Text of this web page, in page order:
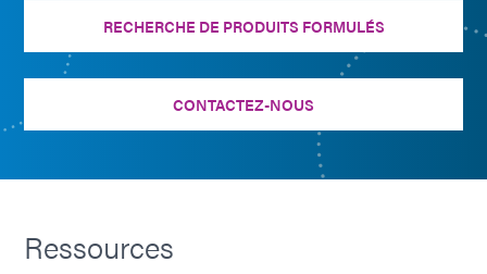
RECHERCHE DE PRODUITS FORMULÉS
CONTACTEZ-NOUS
Ressources